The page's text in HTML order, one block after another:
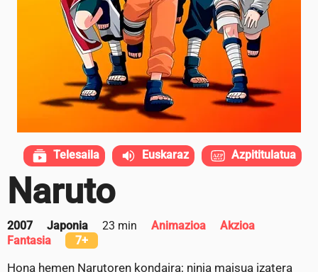
Naruto
2007 Japonia 23 min Animazioa
Akzioa
Fantasia
7+
Hona hemen Narutoren kondaira; ninja maisua izatera
Telesaila Euskaraz Azpititulatua